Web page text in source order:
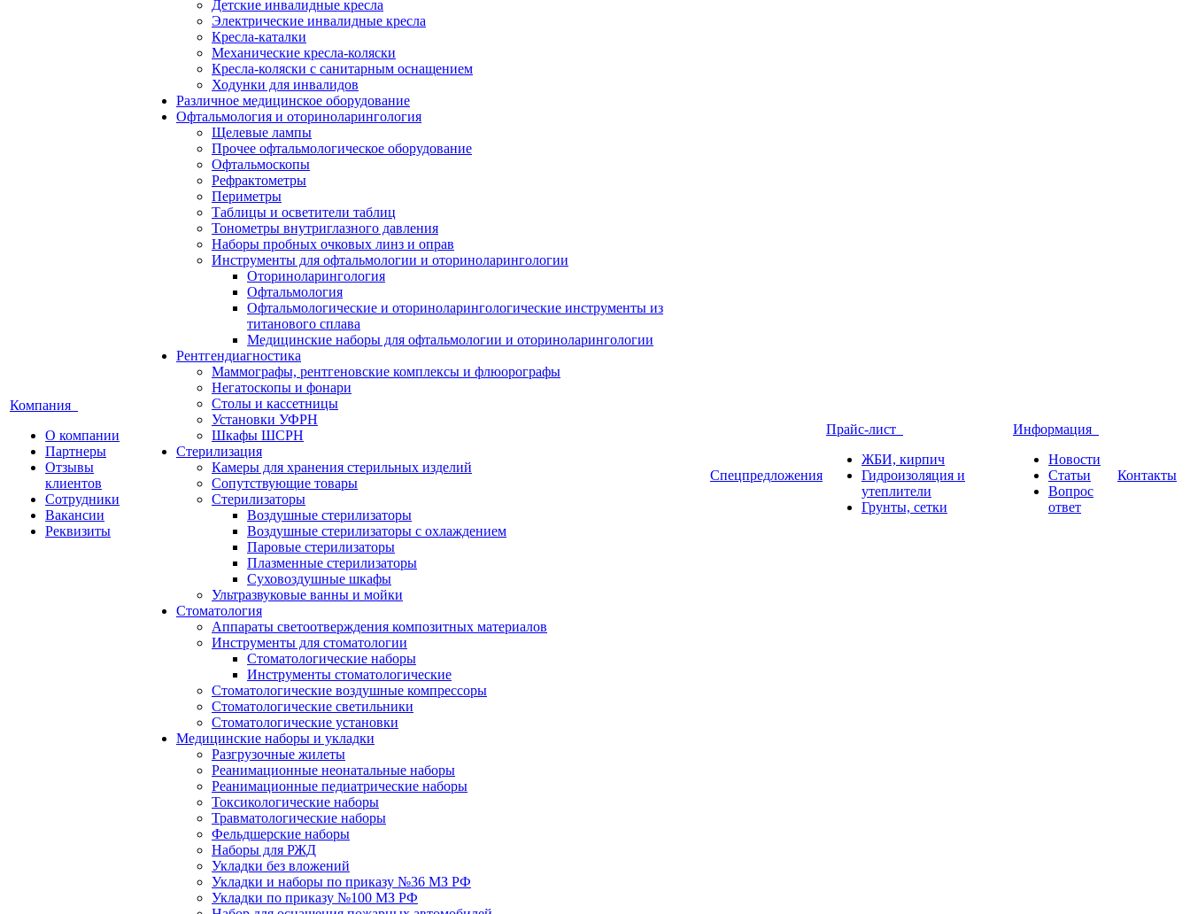
Компания
О компании
Партнеры
Отзывы
клиентов
Сотрудники
Вакансии
Реквизиты
Детские инвалидные кресла
Электрические инвалидные кресла
Кресла-каталки
Механические кресла-коляски
Кресла-коляски с санитарным оснащением
Ходунки для инвалидов
Различное медицинское оборудование
Офтальмология и оториноларингология
Щелевые лампы
Прочее офтальмологическое оборудование
Офтальмоскопы
Рефрактометры
Периметры
Таблицы и осветители таблиц
Тонометры внутриглазного давления
Наборы пробных очковых линз и оправ
Инструменты для офтальмологии и оториноларингологии
Оториноларингология
Офтальмология
Офтальмологические и оториноларингологические инструменты из
титанового сплава
Медицинские наборы для офтальмологии и оториноларингологии
Рентгендиагностика
Маммографы, рентгеновские комплексы и флюорографы
Негатоскопы и фонари
Столы и кассетницы
Установки УФРН
Шкафы ШСРН
Стерилизация
Камеры для хранения стерильных изделий
Сопутствующие товары
Стерилизаторы
Воздушные стерилизаторы
Воздушные стерилизаторы с охлаждением
Паровые стерилизаторы
Плазменные стерилизаторы
Суховоздушные шкафы
Ультразвуковые ванны и мойки
Стоматология
Аппараты светоотверждения композитных материалов
Инструменты для стоматологии
Стоматологические наборы
Инструменты стоматологические
Стоматологические воздушные компрессоры
Стоматологические светильники
Стоматологические установки
Медицинские наборы и укладки
Разгрузочные жилеты
Реанимационные неонатальные наборы
Реанимационные педиатрические наборы
Токсикологические наборы
Травматологические наборы
Фельдшерские наборы
Наборы для РЖД
Укладки без вложений
Укладки и наборы по приказу №36 МЗ РФ
Укладки по приказу №100 МЗ РФ
Спецпредложения
Прайс-лист
ЖБИ, кирпич
Гидроизоляция и
утеплители
Грунты, сетки
Информация
Новости
Статьи
Вопрос
ответ
Контакты